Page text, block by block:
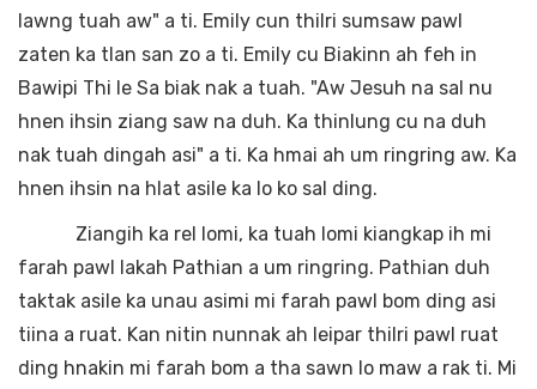
lawng tuah aw" a ti. Emily cun thilri sumsaw pawl
zaten ka tlan san zo a ti. Emily cu Biakinn ah feh in
Bawipi Thi le Sa biak nak a tuah. "Aw Jesuh na sal nu
hnen ihsin ziang saw na duh. Ka thinlung cu na duh
nak tuah dingah asi" a ti. Ka hmai ah um ringring aw. Ka
hnen ihsin na hlat asile ka lo ko sal ding.
Ziangih ka rel lomi, ka tuah lomi kiangkap ih mi
farah pawl lakah Pathian a um ringring. Pathian duh
taktak asile ka unau asimi mi farah pawl bom ding asi
tiina a ruat. Kan nitin nunnak ah leipar thilri pawl ruat
ding hnakin mi farah bom a tha sawn lo maw a rak ti. Mi